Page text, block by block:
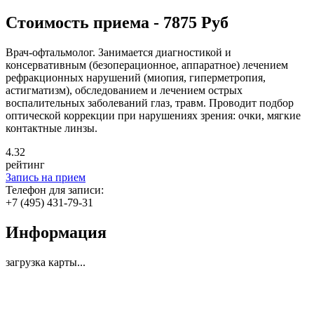
Стоимость приема - 7875 Руб
Врач-офтальмолог. Занимается диагностикой и
консервативным (безоперационное, аппаратное) лечением
рефракционных нарушений (миопия, гиперметропия,
астигматизм), обследованием и лечением острых
воспалительных заболеваний глаз, травм. Проводит подбор
оптической коррекции при нарушениях зрения: очки, мягкие
контактные линзы.
4.32
рейтинг
Запись на прием
Телефон для записи:
+7 (495) 431-79-31
Информация
загрузка карты...